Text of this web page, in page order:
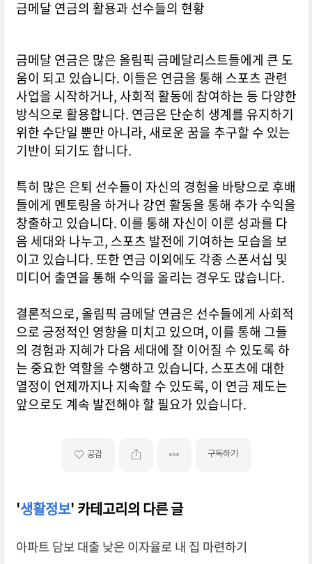
금메달 연금의 활용과 선수들의 현황
금메달 연금은 많은 올림픽 금메달리스트들에게 큰 도
움이 되고 있습니다. 이들은 연금을 통해 스포츠 관련
사업을 시작하거나, 사회적 활동에 참여하는 등 다양한
방식으로 활용합니다. 연금은 단순히 생계를 유지하기
위한 수단일 뿐만 아니라, 새로운 꿈을 추구할 수 있는
기반이 되기도 합니다.
특히 많은 은퇴 선수들이 자신의 경험을 바탕으로 후배
들에게 멘토링을 하거나 강연 활동을 통해 추가 수익을
창출하고 있습니다. 이를 통해 자신이 이룬 성과를 다
음 세대와 나누고, 스포츠 발전에 기여하는 모습을 보
이고 있습니다. 또한 연금 이외에도 각종 스폰서십 및
미디어 출연을 통해 수익을 올리는 경우도 많습니다.
결론적으로, 올림픽 금메달 연금은 선수들에게 사회적
으로 긍정적인 영향을 미치고 있으며, 이를 통해 그들
의 경험과 지혜가 다음 세대에 잘 이어질 수 있도록 하
는 중요한 역할을 수행하고 있습니다. 스포츠에 대한
열정이 언제까지나 지속할 수 있도록, 이 연금 제도는
앞으로도 계속 발전해야 할 필요가 있습니다.
공감 구독하기
'생활정보' 카테고리의 다른 글
아파트 담보 대출 낮은 이자율로 내 집 마련하기